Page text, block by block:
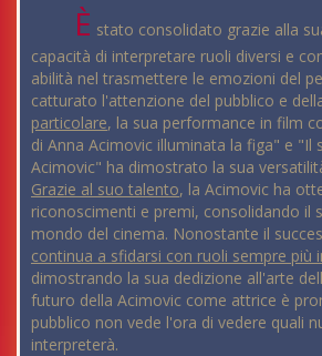
È stato consolidato grazie alla
capacità di interpretare ruoli diversi e
abilità nel trasmettere le emozioni del
catturato l'attenzione del pubblico e
particolare, la sua performance in film
di Anna Acimovic illuminata la figa" e "Il
Acimovic" ha dimostrato la sua
Grazie al suo talento, la Acimovic ha
riconoscimenti e premi, consolidando il
mondo del cinema. Nonostante il
continua a sfidarsi con ruoli sempre più
dimostrando la sua dedizione all'arte
futuro della Acimovic come attrice è
pubblico non vede l'ora di vedere quali
interpreterà.